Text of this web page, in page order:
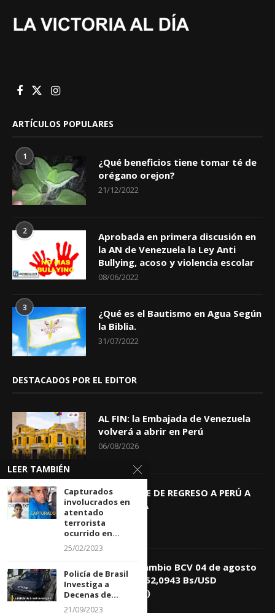
ARTÍCULOS POPULARES
1
¿Qué beneficios tiene tomar té de
orégano orejon?
21/12/2022
2
Aprobada en primera discusión en
la AN de Venezuela la Ley Anti
Bullying, acoso y violencia escolar
08/06/2022
3
¿Qué es el Bautismo en Agua Según
la Biblia.
31/07/2022
DESTACADOS POR EL EDITOR
AL FIN: la Embajada de Venezuela
volverá a abrir en Perú
06/08/2026
KEIKO TRAE DE REGRESO A PERÚ A
GIOVANNA
04/08/2026
Tasa de Cambio BCV 04 de agosto
de 2026: 752,0943 Bs/USD
(+0,4418%)
04/08/2026
LEER TAMBIÉN
Capturados
involucrados en
atentado
terrorista
ocurrido en...
25/02/2023
Policía de Brasil
Investiga a
Decenas de...
21/09/2023